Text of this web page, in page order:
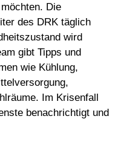
Die
des DRK täglich
wird
gibt Tipps und
wie Kühlung,
Im Krisenfall
benachrichtigt und